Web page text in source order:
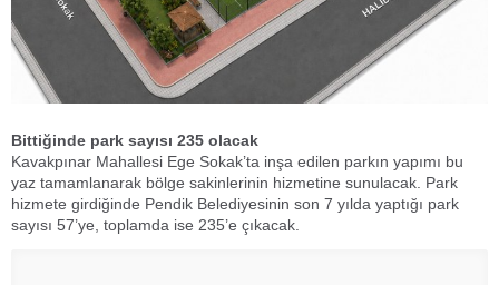
Bittiğinde park sayısı 235 olacak
Kavakpınar Mahallesi Ege Sokak’ta inşa edilen parkın yapımı bu
yaz tamamlanarak bölge sakinlerinin hizmetine sunulacak. Park
hizmete girdiğinde Pendik Belediyesinin son 7 yılda yaptığı park
sayısı 57’ye, toplamda ise 235’e çıkacak.